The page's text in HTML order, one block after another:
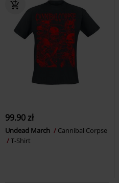
99.90 zł
Undead March
Cannibal Corpse
T-Shirt